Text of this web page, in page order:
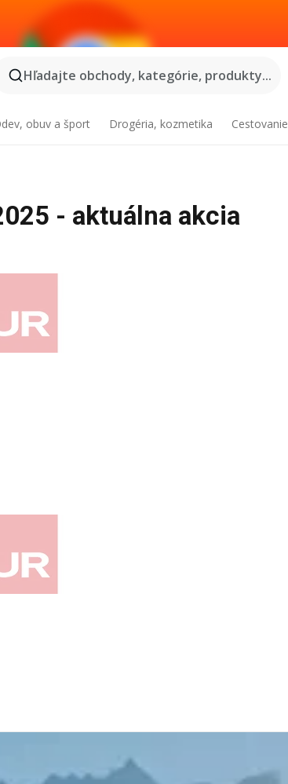
Hľadajte obchody, kategórie, produkty...
obuv a šport Drogéria, kozmetika Cestovanie
- aktuálna akcia